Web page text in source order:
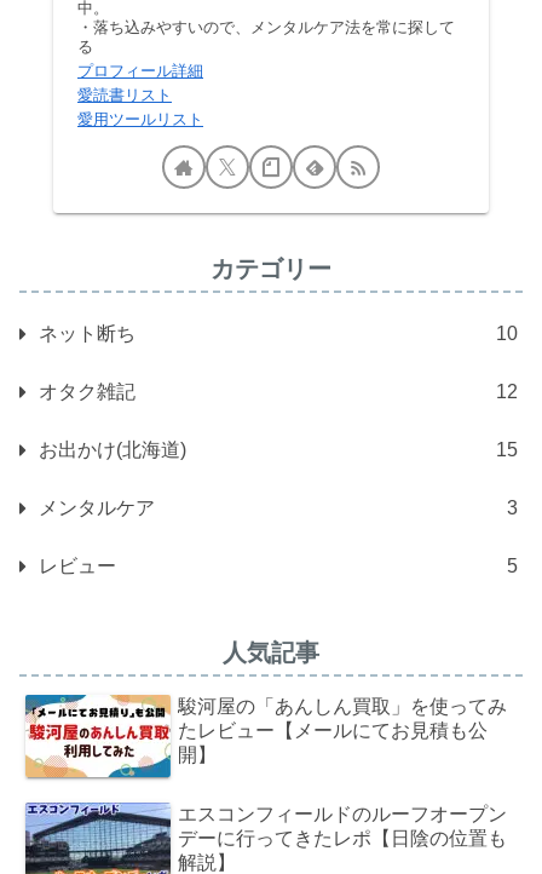
中。
・落ち込みやすいので、メンタルケア法を常に探して
る
プロフィール詳細
愛読書リスト
愛用ツールリスト
カテゴリー
ネット断ち 10
オタク雑記 12
お出かけ(北海道) 15
メンタルケア 3
レビュー 5
人気記事
駿河屋の「あんしん買取」を使ってみ
たレビュー【メールにてお見積も公
開】
エスコンフィールドのルーフオープン
デーに行ってきたレポ【日陰の位置も
解説】